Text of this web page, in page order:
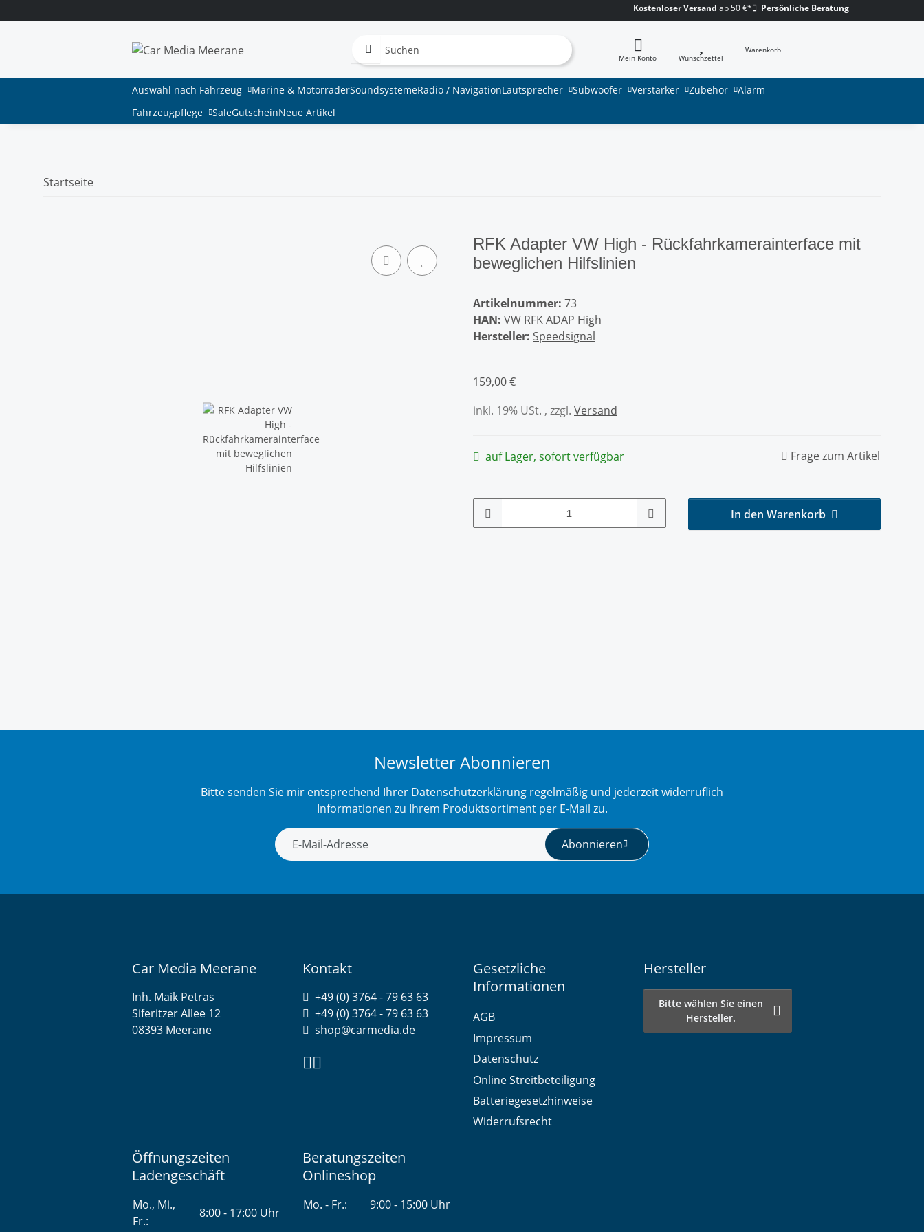
Kostenloser Versand ab 50 €* Persönliche Beratung
Mein Konto Wunschzettel
Warenkorb
Auswahl nach Fahrzeug Marine & MotorräderSoundsystemeRadio / NavigationLautsprecher Subwoofer Verstärker Zubehör
Alarm
Fahrzeugpflege
SaleGutscheinNeue Artikel
Startseite
RFK Adapter VW High - Rückfahrkamerainterface mit
beweglichen Hilfslinien
Artikelnummer: 73
HAN: VW RFK ADAP High
Hersteller: Speedsignal
159,00 €
inkl. 19% USt. , zzgl. Versand
auf Lager, sofort verfügbar Frage zum Artikel
In den Warenkorb
Newsletter Abonnieren
Bitte senden Sie mir entsprechend Ihrer Datenschutzerklärung regelmäßig und jederzeit widerruflich
Informationen zu Ihrem Produktsortiment per E-Mail zu.
Abonnieren
Car Media Meerane
Inh. Maik Petras
Siferitzer Allee 12
08393 Meerane
Kontakt
+49 (0) 3764 - 79 63 63
+49 (0) 3764 - 79 63 63
shop@carmedia.de
Gesetzliche
Informationen
AGB
Impressum
Datenschutz
Online Streitbeteiligung
Batteriegesetzhinweise
Widerrufsrecht
Hersteller
Bitte wählen Sie einen
Hersteller.
Öffnungszeiten
Ladengeschäft
Mo., Mi.,
Fr.:
8:00 - 17:00 Uhr
Beratungszeiten
Onlineshop
Mo. - Fr.: 9:00 - 15:00 Uhr